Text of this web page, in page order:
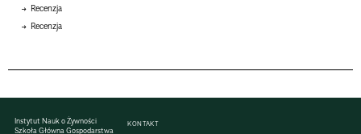
Recenzja
Recenzja
Instytut Nauk o Żywności
Szkoła Główna Gospodarstwa
KONTAKT